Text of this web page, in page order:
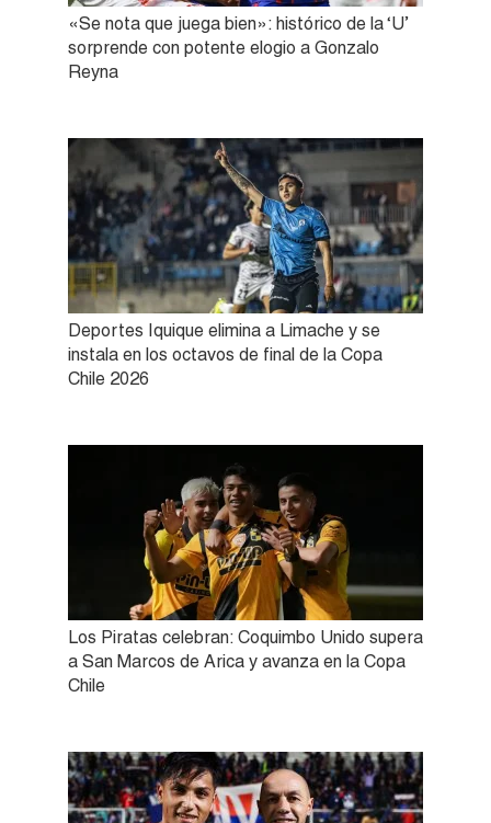
«Se nota que juega bien»: histórico de la ‘U’
sorprende con potente elogio a Gonzalo
Reyna
Deportes Iquique elimina a Limache y se
instala en los octavos de final de la Copa
Chile 2026
Los Piratas celebran: Coquimbo Unido supera
a San Marcos de Arica y avanza en la Copa
Chile